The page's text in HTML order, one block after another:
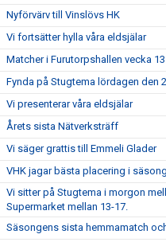
Nyförvärv till Vinslövs HK
Vi fortsätter hylla våra eldsjälar
Matcher i Furutorpshallen vecka
Fynda på Stugtema lördagen den
Vi presenterar våra eldsjälar
Årets sista Nätverksträff
Vi säger grattis till Emmeli Glader
VHK jagar bästa placering i
Vi sitter på Stugtema i morgon
Supermarket mellan 13-17.
Säsongens sista hemmamatch